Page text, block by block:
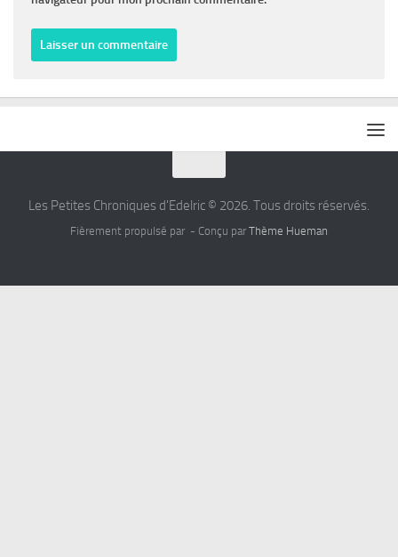
Les Petites Chroniques d'Edelric © 2026. Tous droits réservés.
Fièrement propulsé par - Conçu par Thème Hueman